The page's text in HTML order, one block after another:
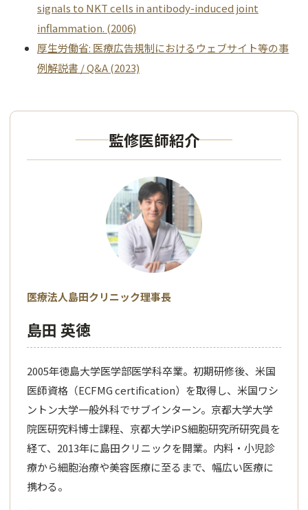
signals to NKT cells in antibody-induced joint
inflammation. (2006)
厚生労働省: 医療広告規制におけるウェブサイト等の事
例解説書 / Q&A (2023)
監修医師紹介
医療法人島田クリニック理事長
島田 英徳
2005年徳島大学医学部医学科卒業。初期研修後、米国
医師資格（ECFMG certification）を取得し、米国ワシ
ントン大学一般外科でサブインターン。京都大学大学
院医研究料博士課程、京都大学iPS細胞研究所研究員を
経て、2013年に島田クリニックを開業。内料・小児診
療から細胞治療や美容医療に至るまで、幅広い医療に
携わる。